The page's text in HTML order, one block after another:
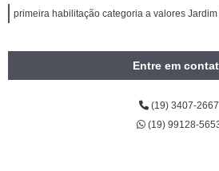
primeira habilitação categoria a valores
Entre em
(19) 3407-2667
(19) 99128-